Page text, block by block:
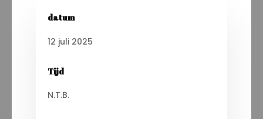
datum
12 juli 2025
Tijd
N.T.B.